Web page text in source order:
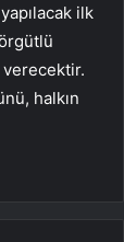
ilk
verecektir.
halkın